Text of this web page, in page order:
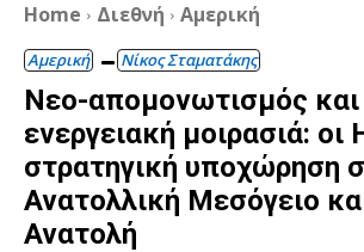
Home Διεθνή Αμερική
Αμερική Νίκος Σταματάκης
Νεο-απομονωτισμός και
ενεργειακή μοιρασιά:
στρατηγική υποχώρηση
Ανατολλική Μεσόγειο
Ανατολή